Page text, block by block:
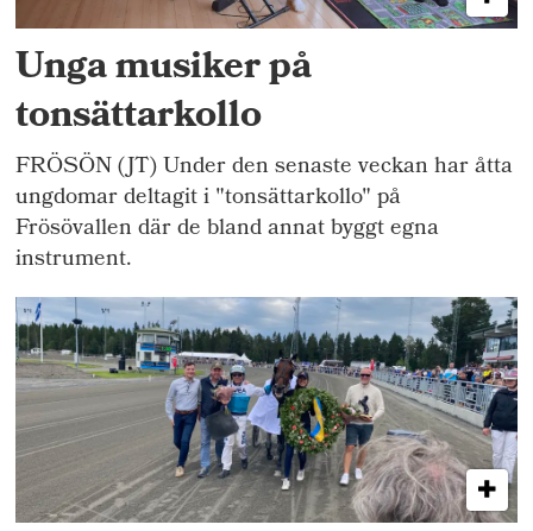
Unga musiker på
tonsättarkollo
FRÖSÖN (JT) Under den senaste veckan har åtta
ungdomar deltagit i "tonsättarkollo" på
Frösövallen där de bland annat byggt egna
instrument.